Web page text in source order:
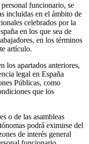
funcionario, se
incluidas en el ámbito de
celebrados por la
en los que sea de
en los términos
artículo.
los apartados anteriores,
legal en España
Públicas, como
que los
o de las asambleas
podrá eximirse del
de interés general